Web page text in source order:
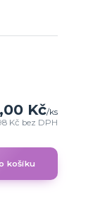
Kč/ks
Kč bez DPH
košíku